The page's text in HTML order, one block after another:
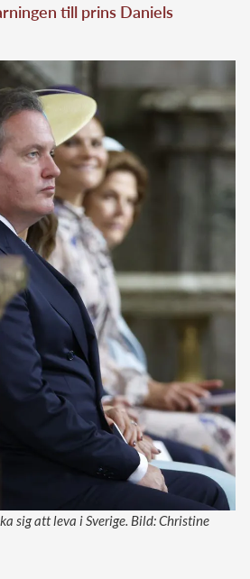
till prins Daniels
sig att leva i Sverige. Bild: Christine